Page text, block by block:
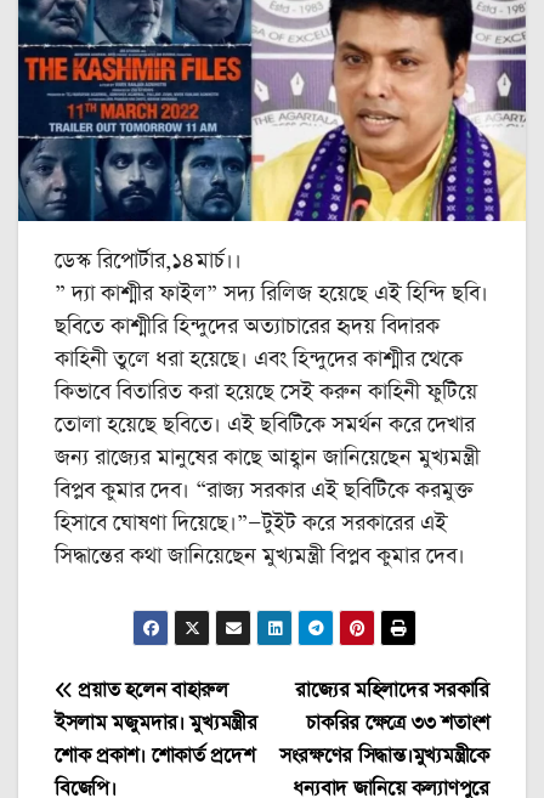
ডেস্ক রিপোর্টার,১৪মার্চ।।
” দ্যা কাশ্মীর ফাইল” সদ্য রিলিজ হয়েছে এই হিন্দি ছবি।
ছবিতে কাশ্মীরি হিন্দুদের অত্যাচারের হৃদয় বিদারক
কাহিনী তুলে ধরা হয়েছে। এবং হিন্দুদের কাশ্মীর থেকে
কিভাবে বিতারিত করা হয়েছে সেই করুন কাহিনী ফুটিয়ে
তোলা হয়েছে ছবিতে। এই ছবিটিকে সমর্থন করে দেখার
জন্য রাজ্যের মানুষের কাছে আহ্বান জানিয়েছেন মুখ্যমন্ত্রী
বিপ্লব কুমার দেব। “রাজ্য সরকার এই ছবিটিকে করমুক্ত
হিসাবে ঘোষণা দিয়েছে।”—টুইট করে সরকারের এই
সিদ্ধান্তের কথা জানিয়েছেন মুখ্যমন্ত্রী বিপ্লব কুমার দেব।
Post
navigation
রাজ্যের মহিলাদের সরকারি
চাকরির ক্ষেত্রে ৩৩ শতাংশ
সংরক্ষণের সিদ্ধান্ত।মুখ্যমন্ত্রীকে
ধন্যবাদ জানিয়ে কল্যাণপুরে
প্রয়াত হলেন বাহারুল
ইসলাম মজুমদার। মুখ্যমন্ত্রীর
শোক প্রকাশ। শোকার্ত প্রদেশ
বিজেপি।